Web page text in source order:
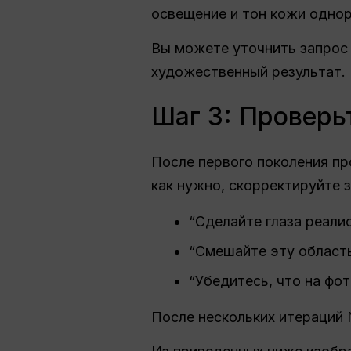
освещение и тон кожи
Вы можете уточнить запрос
художественный результат.
Шаг 3:
После первого поколения
как нужно, скорректируйте
“Сделайте глаза
“Смешайте эту
“Убедитесь, что на
После нескольких